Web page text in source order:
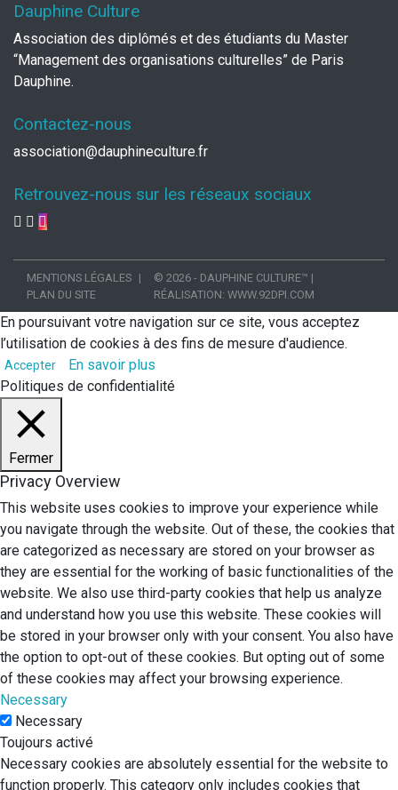
Dauphine Culture
Association des diplômés et des étudiants du Master
“Management des organisations culturelles” de Paris
Dauphine.
Contactez-nous
association@dauphineculture.fr
Retrouvez-nous sur les réseaux sociaux
MENTIONS LÉGALES
PLAN DU SITE
© 2026 - DAUPHINE CULTURE™ |
RÉALISATION: WWW.92DPI.COM
En poursuivant votre navigation sur ce site, vous acceptez
l’utilisation de cookies à des fins de mesure d'audience.
Accepter
En savoir plus
Politiques de confidentialité
Fermer
Privacy Overview
This website uses cookies to improve your experience while
you navigate through the website. Out of these, the cookies that
are categorized as necessary are stored on your browser as
they are essential for the working of basic functionalities of the
website. We also use third-party cookies that help us analyze
and understand how you use this website. These cookies will
be stored in your browser only with your consent. You also have
the option to opt-out of these cookies. But opting out of some
of these cookies may affect your browsing experience.
Necessary
Necessary
Toujours activé
Necessary cookies are absolutely essential for the website to
function properly. This category only includes cookies that